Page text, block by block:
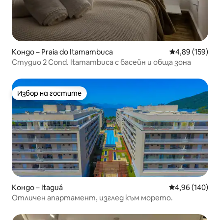
Кондо – Praia do Itamambuca Средна
4,89 (159)
Студио 2 Cond. Itamambuca с басейн и обща зона
Избор на гостите
Избор на гостите
Кондо – Itaguá Средна
4,96 (140)
Отличен апартамент, изглед към морето.